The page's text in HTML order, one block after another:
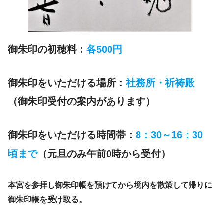
御朱印の初穂料： 各500円
御朱印をいただける場所： 社務所・祈祷殿
（御朱印受付の案内があります）
御朱印をいただける時間帯： 8：30～16：30
頃まで（元旦のみ午前0時から受付）
本宮を参拝し御朱印帳を預けてから境内を散策して帰りに
御朱印帳を受け取る。